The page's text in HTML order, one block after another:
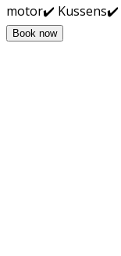
motor✔️ Kussens✔️
Book now